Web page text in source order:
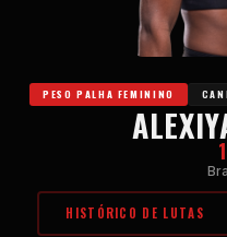
PESO PALHA FEMININO
HISTÓRICO DE LUTAS